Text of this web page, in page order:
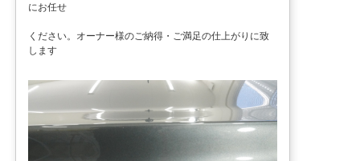
にお任せ
ください。オーナー様のご納得・ご満足の仕上がりに致
します